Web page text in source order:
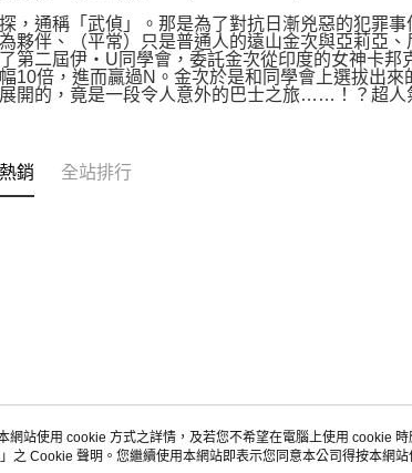
，通稱「武偵」。那是為了對抗日漸兇惡的犯罪
夥伴、（平常）只是普通人的遠山金次與亞莉亞
第二屆伊‧U同學會，委託金次從印度的女神卡邦
10倍，進而贏過N。金次於是和同學會上選拔出
開的，竟是一段令人意外的巴士之旅……！？超人
銷 全站排行
關於我們 客服資
網站使用 cookie 方式之詳情，及若您不希望在電腦上使用 cookie
」之 Cookie 聲明。您繼續使用本網站即表示您同意本公司得按本網